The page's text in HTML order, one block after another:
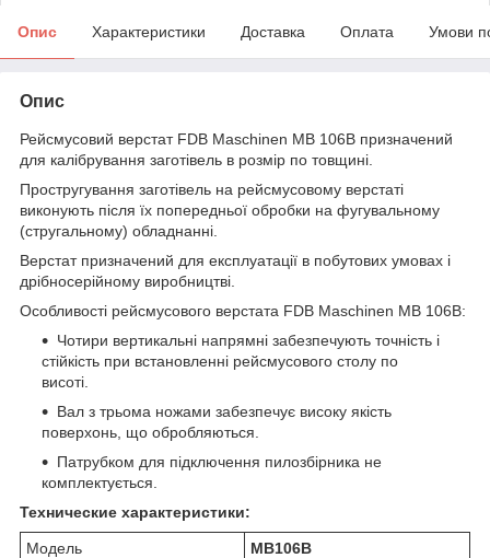
Опис Характеристики Доставка Оплата Умови
Опис
Рейсмусовий верстат FDB Maschinen MB 106B призначений
для калібрування заготівель в розмір по товщині.
Простругування заготівель на рейсмусовому верстаті
виконують після їх попередньої обробки на фугувальному
(стругальному) обладнанні.
Верстат призначений для експлуатації в побутових умовах і
дрібносерійному виробництві.
Особливості рейсмусового верстата FDB Maschinen MB 106B:
Чотири вертикальні напрямні забезпечують точність і
стійкість при встановленні рейсмусового столу по
висоті.
Вал з трьома ножами забезпечує високу якість
поверхонь, що обробляються.
Патрубком для підключення пилозбірника не
комплектується.
Технические характеристики:
Модель
МВ106В